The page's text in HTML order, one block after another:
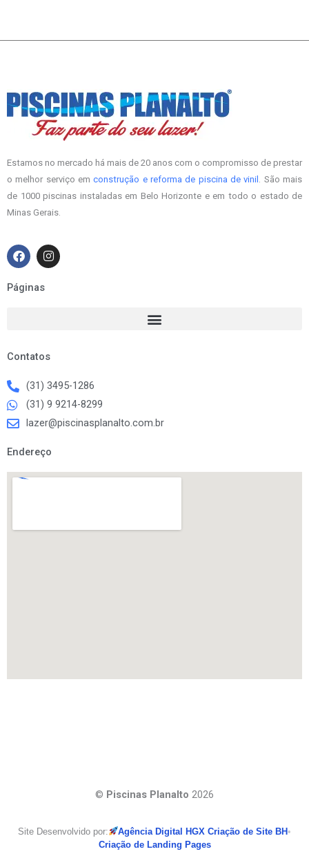
Estamos no mercado há mais de 20 anos com o compromisso de prestar
o melhor serviço emconstrução e reforma de piscina de vinil . São mais
de 1000 piscinas instaladas em Belo Horizonte e em todo o estado de
Minas Gerais.
F
a
c
e
b
I
n
s
Páginas
Contatos
(31) 3495-1286
(31) 9 9214-8299
lazer@piscinasplanalto.com.br
Endereço
© Piscinas Planalto 2026
Site Desenvolvido por: Agência Digital HGX Criação de Site BH •
Criação de Landing Pages